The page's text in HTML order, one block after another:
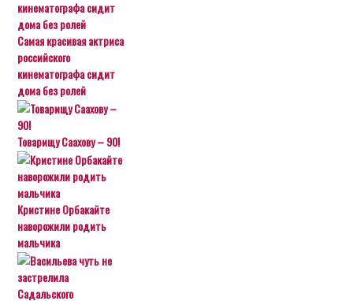
Самая красивая актриса
российского
кинематографа сидит
дома без ролей
Товарищу Саахову – 90!
Кристине Орбакайте
наворожили родить
мальчика